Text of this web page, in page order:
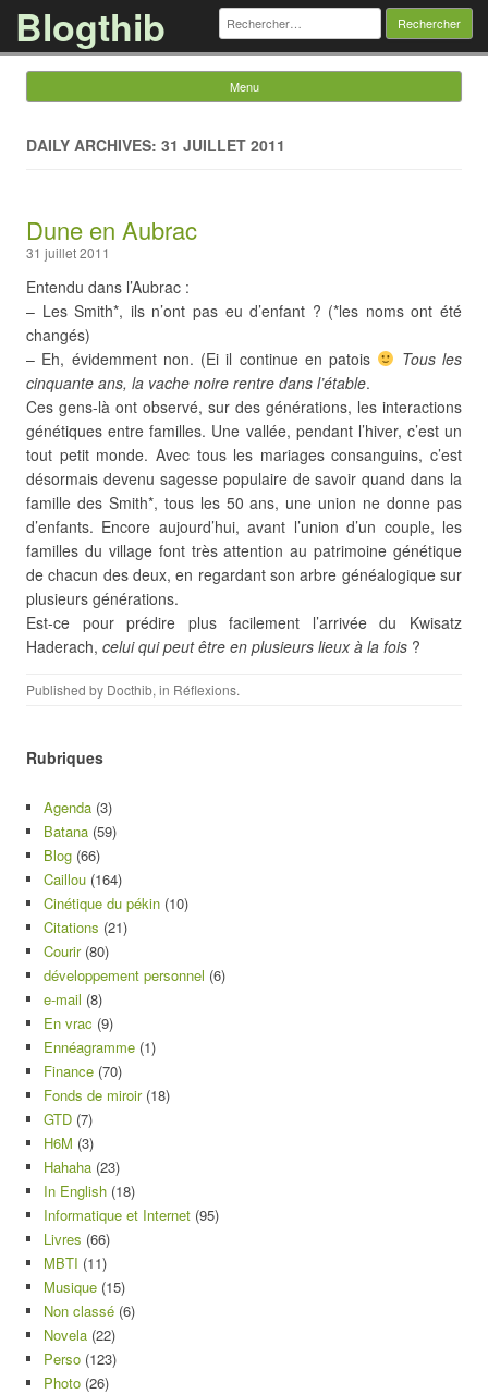
Blogthib Rechercher :
Menu
DAILY ARCHIVES: 31 JUILLET 2011
Dune en Aubrac
31 juillet 2011
Entendu dans l’Aubrac :
– Les Smith*, ils n’ont pas eu d’enfant ? (*les noms ont été
changés)
– Eh, évidemment non. (Ei il continue en patois
Tous les
cinquante ans, la vache noire rentre dans l’étable.
Ces gens-là ont observé, sur des générations, les interactions
génétiques entre familles. Une vallée, pendant l’hiver, c’est un
tout petit monde. Avec tous les mariages consanguins, c’est
désormais devenu sagesse populaire de savoir quand dans la
famille des Smith*, tous les 50 ans, une union ne donne pas
d’enfants. Encore aujourd’hui, avant l’union d’un couple, les
familles du village font très attention au patrimoine génétique
de chacun des deux, en regardant son arbre généalogique sur
plusieurs générations.
Est-ce pour prédire plus facilement l’arrivée du Kwisatz
Haderach, celui qui peut être en plusieurs lieux à la fois ?
Published by Docthib, in Réflexions.
Rubriques
Agenda (3)
Batana (59)
Blog (66)
Caillou (164)
Cinétique du pékin (10)
Citations (21)
Courir(80)
développement personnel (6)
e-mail (8)
En vrac (9)
Ennéagramme (1)
Finance (70)
Fonds de miroir(18)
GTD (7)
H6M (3)
Hahaha (23)
In English (18)
Informatique et Internet (95)
Livres (66)
MBTI (11)
Musique (15)
Non classé (6)
Novela (22)
Perso (123)
Photo (26)